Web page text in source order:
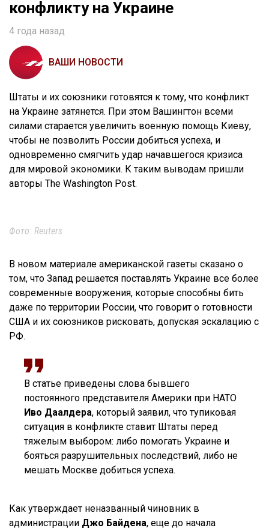
конфликту на Украине
4 года назад
ВАШИ НОВОСТИ
Штаты и их союзники готовятся к тому, что конфликт
на Украине затянется. При этом Вашингтон всеми
силами старается увеличить военную помощь Киеву,
чтобы не позволить России добиться успеха, и
одновременно смягчить удар начавшегося кризиса
для мировой экономики. К таким выводам пришли
авторы The Washington Post.
Фото: Reuters
В новом материале американской газеты сказано о
том, что Запад решается поставлять Украине все более
современные вооружения, которые способны бить
даже по территории России, что говорит о готовности
США и их союзников рисковать, допуская эскалацию с
РФ.
В статье приведены слова бывшего
постоянного представителя Америки при НАТО
Иво Даалдера, который заявил, что тупиковая
ситуация в конфликте ставит Штаты перед
тяжелым выбором: либо помогать Украине и
бояться разрушительных последствий, либо не
мешать Москве добиться успеха.
Как утверждает неназванный чиновник в
администрации Джо Байдена, еще до начала